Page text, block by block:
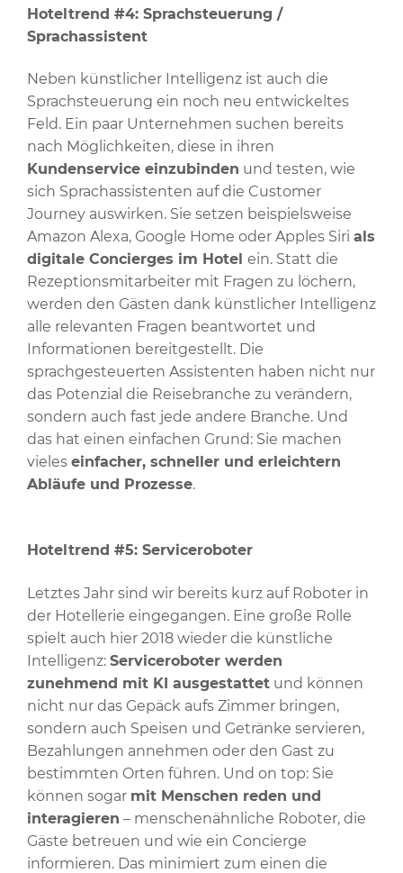
Hoteltrend #4: Sprachsteuerung /
Sprachassistent
Neben künstlicher Intelligenz ist auch die
Sprachsteuerung ein noch neu entwickeltes
Feld. Ein paar Unternehmen suchen bereits
nach Möglichkeiten, diese in ihren
Kundenservice einzubinden und testen, wie
sich Sprachassistenten auf die Customer
Journey auswirken. Sie setzen beispielsweise
Amazon Alexa, Google Home oder Apples Siri als
digitale Concierges im Hotel ein. Statt die
Rezeptionsmitarbeiter mit Fragen zu löchern,
werden den Gästen dank künstlicher Intelligenz
alle relevanten Fragen beantwortet und
Informationen bereitgestellt. Die
sprachgesteuerten Assistenten haben nicht nur
das Potenzial die Reisebranche zu verändern,
sondern auch fast jede andere Branche. Und
das hat einen einfachen Grund: Sie machen
vieles einfacher, schneller und erleichtern
Abläufe und Prozesse.
Hoteltrend #5: Serviceroboter
Letztes Jahr sind wir bereits kurz auf Roboter in
der Hotellerie eingegangen. Eine große Rolle
spielt auch hier 2018 wieder die künstliche
Intelligenz: Serviceroboter werden
zunehmend mit KI ausgestattet und können
nicht nur das Gepäck aufs Zimmer bringen,
sondern auch Speisen und Getränke servieren,
Bezahlungen annehmen oder den Gast zu
bestimmten Orten führen. Und on top: Sie
können sogar mit Menschen reden und
interagieren – menschenähnliche Roboter, die
Gäste betreuen und wie ein Concierge
informieren. Das minimiert zum einen die